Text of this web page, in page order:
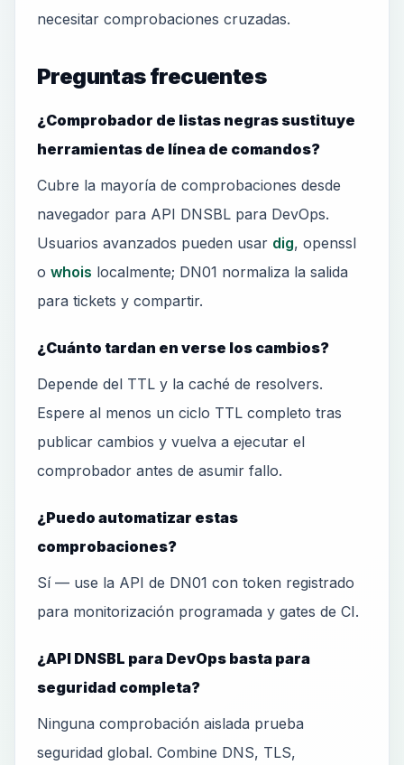
necesitar comprobaciones cruzadas.
Preguntas frecuentes
¿Comprobador de listas negras sustituye
herramientas de línea de comandos?
Cubre la mayoría de comprobaciones desde
navegador para API DNSBL para DevOps.
Usuarios avanzados pueden usar dig, openssl
o whois localmente; DN01 normaliza la salida
para tickets y compartir.
¿Cuánto tardan en verse los cambios?
Depende del TTL y la caché de resolvers.
Espere al menos un ciclo TTL completo tras
publicar cambios y vuelva a ejecutar el
comprobador antes de asumir fallo.
¿Puedo automatizar estas
comprobaciones?
Sí — use la API de DN01 con token registrado
para monitorización programada y gates de CI.
¿API DNSBL para DevOps basta para
seguridad completa?
Ninguna comprobación aislada prueba
seguridad global. Combine DNS, TLS,